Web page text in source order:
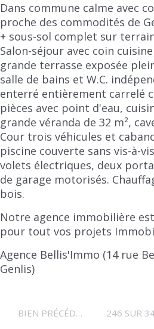
Dans commune calme avec
proche des commodités de
+ sous-sol complet sur
Salon-séjour avec coin
grande terrasse exposée
salle de bains et W.C.
enterré entièrement carrelé
pièces avec point d'eau,
grande véranda de 32 m²,
Cour trois véhicules et
piscine couverte sans vis-à-
volets électriques, deux
de garage motorisés.
bois.
Notre agence immobilière
pour tout vos projets
Agence Bellis'Immo (14 rue
Genlis)
BIEN PRÉCÉDENT 246 SUR